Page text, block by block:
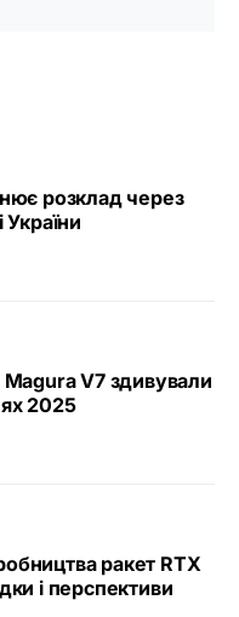
розклад через
України
Magura V7 здивували
2025
ракет RTX
і перспективи